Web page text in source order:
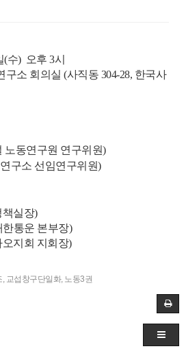
(수) 오후 3시
소 회의실 (사직동 304-28, 한국사
노동연구원 연구위원)
구소 선임연구위원)
책실장)
한통운 본부장)
지회 지회장)
, 교섭창구단일화, 노동3권